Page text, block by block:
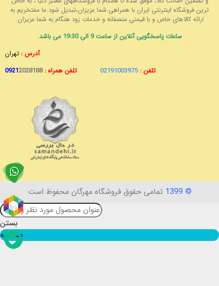
ترین فروشگاه اینترنتی ایران با همراهی شما عزیزان،تبدیل شود.ما مفتخریم به
ارائه کالاهای خاص و با قیمتی منصفانه و خدمات زود هنگام به شما عزیزان.
ساعات پاسخگویی آنلاین از ساعت 9 الی 19:30 می باشد.
آدرس : تهران
تلفن : 02191003975 تلفن همراه : 09212028188
© 1399 تمامی حقوق فروشگاه مهرگان محفوظ است
بستن
مقایسه